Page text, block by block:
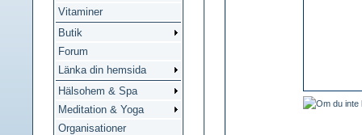
Vitaminer
Butik
Forum
Länka din hemsida
Hälsohem & Spa
Meditation & Yoga
Organisationer